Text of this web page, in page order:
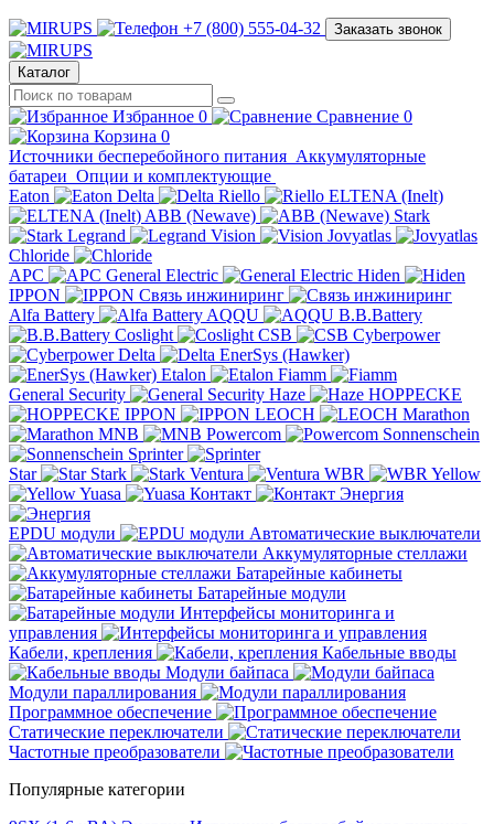
+7 (800) 555-04-32 Заказать звонок
Каталог
Избранное 0 Сравнение 0
Корзина 0
Источники бесперебойного питания Аккумуляторные
батареи Опции и комплектующие
Eaton
Delta Riello
ELTENA (Inelt)
ABB (Newave)
Stark
Legrand
Vision
Jovyatlas
Chloride
APC
General Electric
Hiden
IPPON
Связь инжиниринг
Alfa Battery
AQQU
B.B.Battery
Coslight
CSB
Cyberpower
Delta
EnerSys (Hawker)
Etalon
Fiamm
General Security
Haze
HOPPECKE
IPPON
LEOCH
Marathon
MNB
Powercom
Sonnenschein
Sprinter
Star
Stark Ventura WBR
Yellow
Yuasa
Контакт Энергия
EPDU модули
Автоматические выключатели
Аккумуляторные стеллажи
Батарейные кабинеты
Батарейные модули
Интерфейсы мониторинга и
управления
Кабели, крепления
Кабельные вводы
Модули байпаса
Модули параллирования
Программное обеспечение
Статические переключатели
Частотные преобразователи
Популярные категории